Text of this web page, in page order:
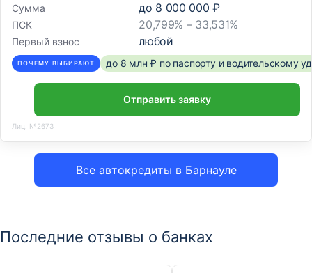
Все автокредиты в Барнауле
Сумма
до 8 000 000 ₽
ПСК 20,799% – 33,531%
Первый взнос любой
ПОЧЕМУ ВЫБИРАЮТ до 8 млн ₽ по паспорту и водительскому
Отправить заявку
Лиц. №2673
Последние отзывы о банках